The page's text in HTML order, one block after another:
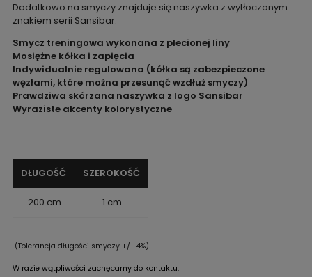
Dodatkowo na smyczy znajduje się naszywka z wytłoczonym
znakiem serii Sansibar.
Smycz treningowa wykonana z plecionej liny
Mosiężne kółka i zapięcia
Indywidualnie regulowana (kółka są zabezpieczone
węzłami, które można przesunąć wzdłuż smyczy)
Prawdziwa skórzana naszywka z logo Sansibar
Wyraziste akcenty kolorystyczne
DŁUGOŚĆ SZEROKOŚĆ
200 cm 1 cm
(Tolerancja długości smyczy +/- 4%)
W razie wątpliwości zachęcamy do kontaktu.